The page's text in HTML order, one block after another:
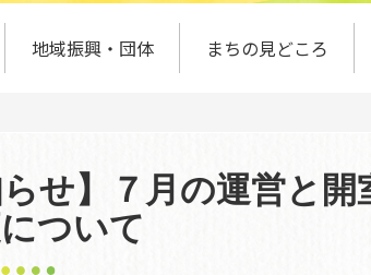
地域振興・団体 まちの見どころ
せ】７月の運営と開
ついて